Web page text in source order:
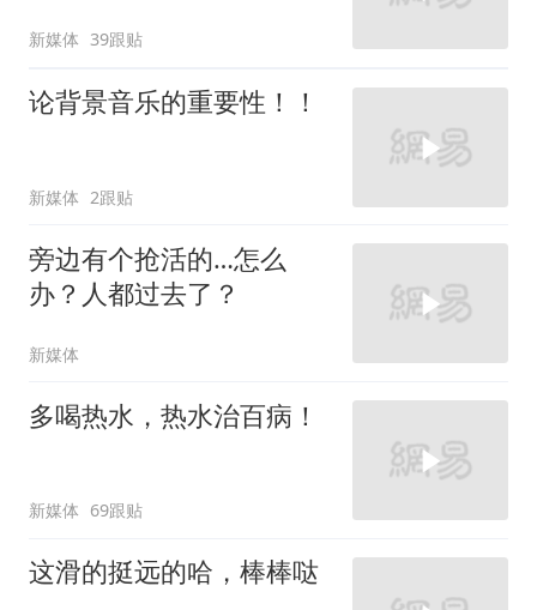
新媒体 39跟贴
论背景音乐的重要性！！
新媒体 2跟贴
旁边有个抢活的…怎么
办？人都过去了？
新媒体
多喝热水，热水治百病！
新媒体 69跟贴
这滑的挺远的哈，棒棒哒